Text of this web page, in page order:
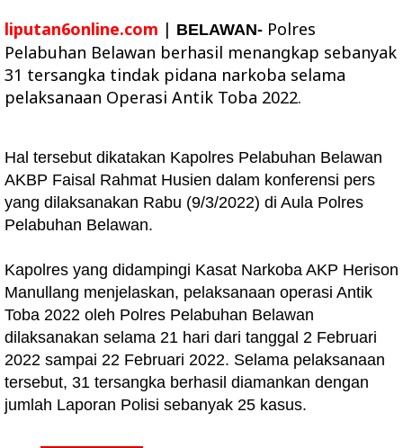
liputan6online.com | BELAWAN- Polres
Pelabuhan Belawan berhasil menangkap sebanyak
31 tersangka tindak pidana narkoba selama
pelaksanaan Operasi Antik Toba 2022.
Hal tersebut dikatakan Kapolres Pelabuhan Belawan
AKBP Faisal Rahmat Husien dalam konferensi pers
yang dilaksanakan Rabu (9/3/2022) di Aula Polres
Pelabuhan Belawan.
Kapolres yang didampingi Kasat Narkoba AKP Herison
Manullang menjelaskan, pelaksanaan operasi Antik
Toba 2022 oleh Polres Pelabuhan Belawan
dilaksanakan selama 21 hari dari tanggal 2 Februari
2022 sampai 22 Februari 2022. Selama pelaksanaan
tersebut, 31 tersangka berhasil diamankan dengan
jumlah Laporan Polisi sebanyak 25 kasus.